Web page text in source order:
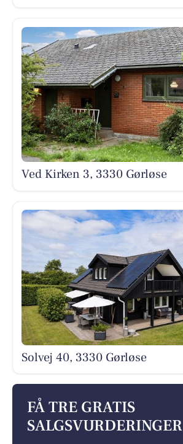
Ved Kirken 3, 3330 Gørløse
Solvej 40, 3330 Gørløse
FÅ TRE GRATIS
SALGSVURDERINGER